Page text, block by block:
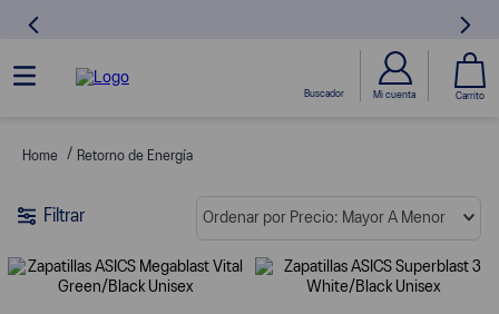
Retorno de Energía
Filtrar Ordenar por Precio: Mayor A Menor